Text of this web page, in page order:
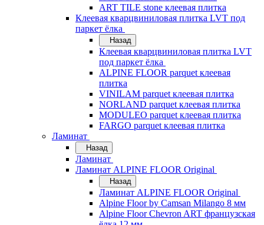
ART TILE stone клеевая плитка
Клеевая кварцвиниловая плитка LVT под
паркет ёлка
Назад
Клеевая кварцвиниловая плитка LVT
под паркет ёлка
ALPINE FLOOR parquet клеевая
плитка
VINILAM parquet клеевая плитка
NORLAND parquet клеевая плитка
MODULEO parquet клеевая плитка
FARGO parquet клеевая плитка
Ламинат
Назад
Ламинат
Ламинат ALPINE FLOOR Original
Назад
Ламинат ALPINE FLOOR Original
Alpine Floor by Camsan Milango 8 мм
Alpine Floor Chevron ART французская